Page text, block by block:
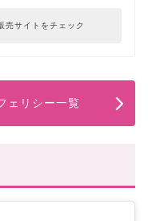
売サイトをチェック
ェリシー一覧